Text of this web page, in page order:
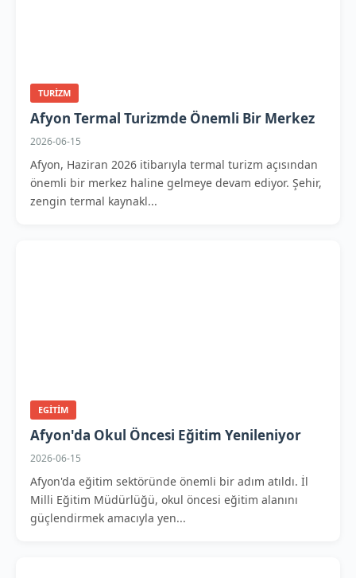
TURIZM
Afyon Termal Turizmde Önemli Bir Merkez
2026-06-15
Afyon, Haziran 2026 itibarıyla termal turizm açısından
önemli bir merkez haline gelmeye devam ediyor. Şehir,
zengin termal kaynakl...
EGITIM
Afyon'da Okul Öncesi Eğitim Yenileniyor
2026-06-15
Afyon'da eğitim sektöründe önemli bir adım atıldı. İl
Milli Eğitim Müdürlüğü, okul öncesi eğitim alanını
güçlendirmek amacıyla yen...